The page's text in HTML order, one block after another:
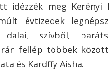
idézzék meg Kerényi
évtizedek
szívből,
fellép többek
és Kardffy Aisha.